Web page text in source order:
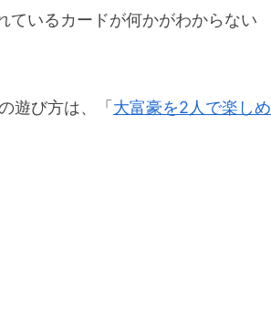
ているカードが何かがわからない
遊び方は、「 大富豪を2人で楽しめ